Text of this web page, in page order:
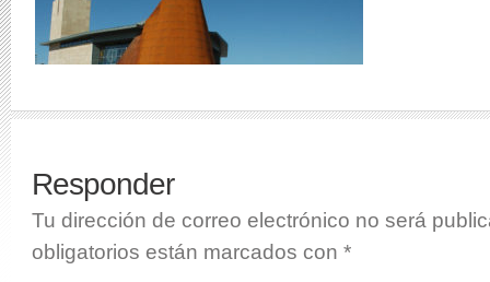
Responder
Tu dirección de correo electrónico no será
obligatorios están marcados con *